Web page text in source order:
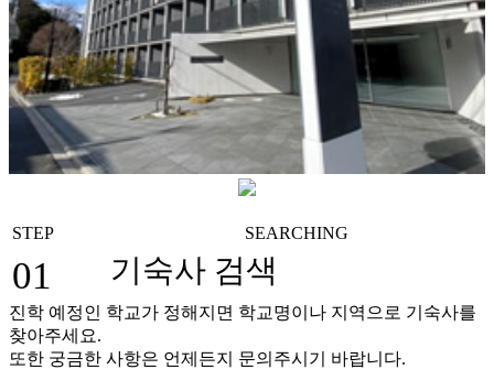
STEP
01
SEARCHING
기숙사 검색
진학 예정인 학교가 정해지면 학교명이나 지역으로 기숙사를
찾아주세요.
또한 궁금한 사항은 언제든지 문의주시기 바랍니다.